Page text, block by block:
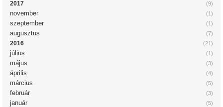
(9)
2017
(1)
november
(1)
szeptember
(7)
augusztus
(21)
2016
(1)
július
(3)
május
(4)
április
(5)
március
(3)
február
(5)
január